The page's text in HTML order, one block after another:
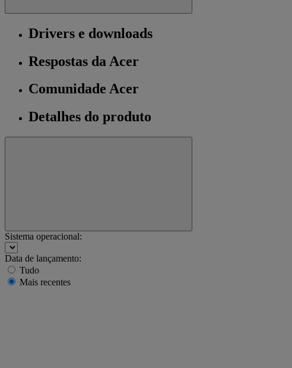
Drivers e downloads
Respostas da Acer
Comunidade Acer
Detalhes do produto
Sistema operacional:
Data de lançamento:
Tudo
Mais recentes